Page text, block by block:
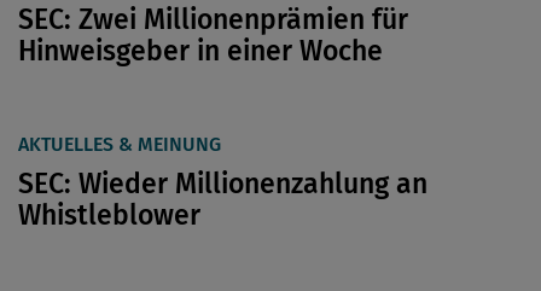
SEC: Zwei Millionenprämien für
Hinweisgeber in einer Woche
AKTUELLES & MEINUNG
SEC: Wieder Millionenzahlung an
Whistleblower